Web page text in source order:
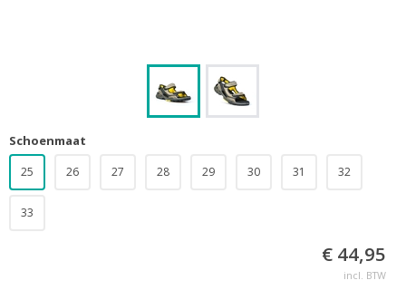
Schoenmaat
25 26 27 28 29 30 31 32
33
€ 44,95
incl. BTW